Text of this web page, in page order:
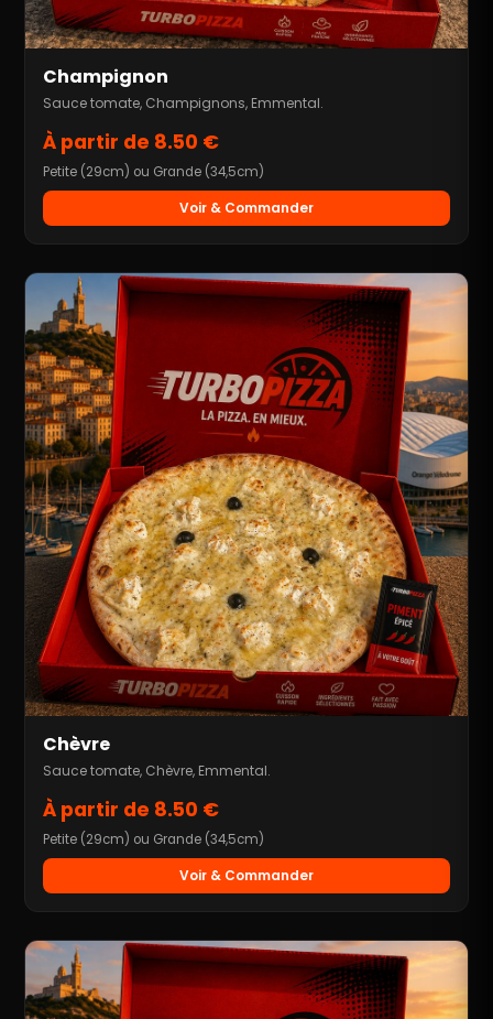
Champignon
Sauce tomate, Champignons, Emmental.
À partir de 8.50 €
Petite (29cm) ou Grande (34,5cm)
Voir & Commander
Chèvre
Sauce tomate, Chèvre, Emmental.
À partir de 8.50 €
Petite (29cm) ou Grande (34,5cm)
Voir & Commander